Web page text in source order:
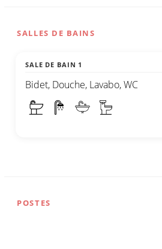
SALLES DE BAINS
SALE DE BAIN 1
Bidet, Douche, Lavabo, WC
POSTES